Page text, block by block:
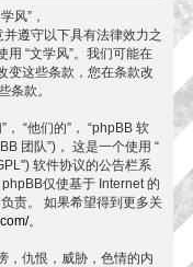
风”，
遵守以下具有法律效力之
“文学风”。我们可能在
变这些条款，您在条款改
条款。
“他们的”， “phpBB 软
团队”)， 这是一个使用 “
软件协议的公告栏系
仅使基于 Internet 的
责。 如果希望得到更多关
。
，仇恨，威胁，色情的内